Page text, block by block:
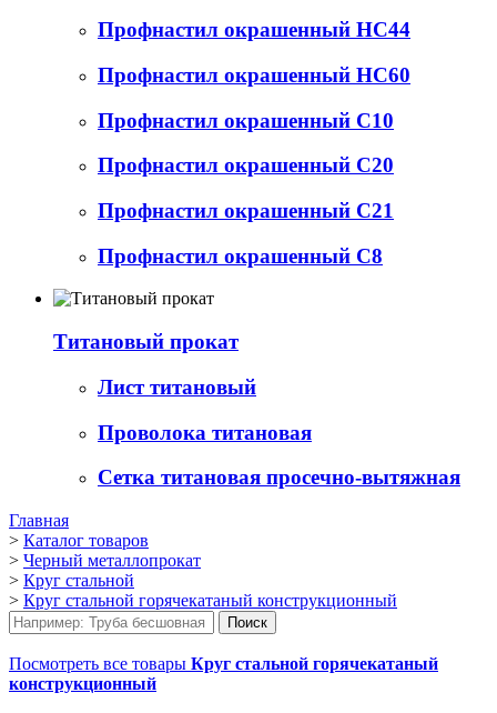
Профнастил окрашенный НС44
Профнастил окрашенный НС60
Профнастил окрашенный С10
Профнастил окрашенный С20
Профнастил окрашенный С21
Профнастил окрашенный С8
Титановый прокат
Лист титановый
Проволока титановая
Сетка титановая просечно-вытяжная
Главная
> Каталог товаров
> Черный металлопрокат
> Круг стальной
> Круг стальной горячекатаный конструкционный
Посмотреть все товары Круг стальной горячекатаный
конструкционный